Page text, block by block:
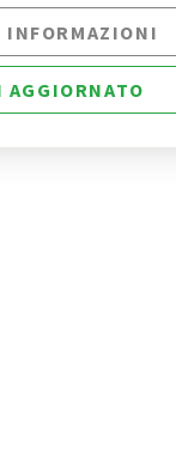
INFORMAZIONI